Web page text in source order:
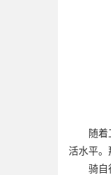
随着工
活水平。
骑自行